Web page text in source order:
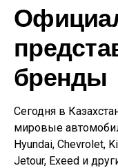
бренды
Сегодня в
мировые
Hyundai, Chevrolet,
Jetour, Exeed и